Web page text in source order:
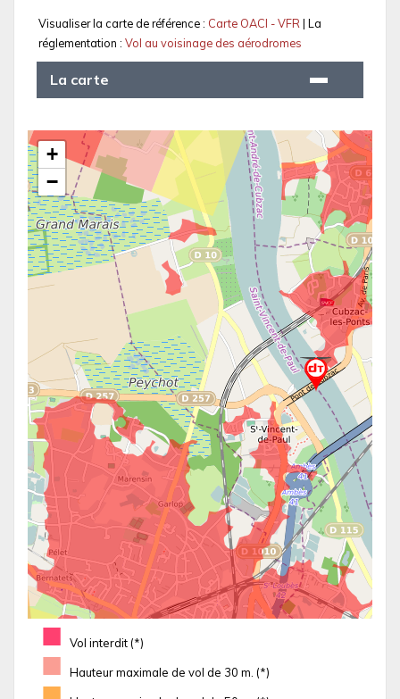
Visualiser la carte de référence : Carte OACI - VFR| La
réglementation : Vol au voisinage des aérodromes
La carte
■ Vol interdit (*)
■ Hauteur maximale de vol de 30 m. (*)